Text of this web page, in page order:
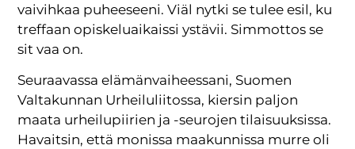
vaivihkaa puheeseeni. Viäl nytki se tulee esil, ku
treffaan opiskeluaikaissi ystävii. Simmottos se
sit vaa on.
Seuraavassa elämänvaiheessani, Suomen
Valtakunnan Urheiluliitossa, kiersin paljon
maata urheilupiirien ja -seurojen tilaisuuksissa.
Havaitsin, että monissa maakunnissa murre oli